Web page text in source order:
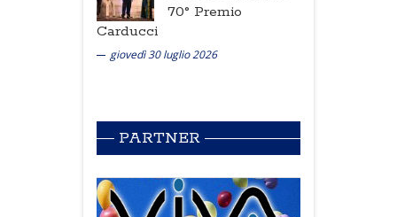
70° Premio
Carducci
giovedì 30 luglio 2026
PARTNER